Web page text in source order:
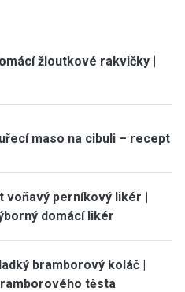
žloutkové rakvičky |
maso na cibuli – recept
voňavý perníkový likér |
domácí likér
bramborový koláč |
těsta